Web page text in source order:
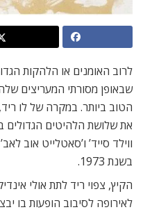
לרוב האומנים או הלהקות
שבאופן מסורתי המעריצים
את שלושת הלהיטים הגדולים
ווילד סייד’ ו’סאטלייט אוב
בשנת 1973.
הקיץ, צפוי ריד לתת אולי
לאירופה לסיבוב הופעות בו